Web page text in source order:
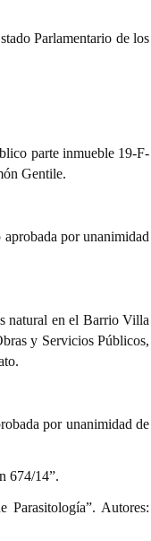
Parlamentario de los
parte inmueble 19-F-
Gentile.
por unanimidad
natural en el Barrio Villa
y Servicios Públicos,
por unanimidad de
674/14”.
Autores: